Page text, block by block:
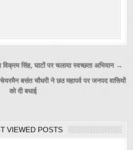
विक्रम सिंह, घाटों पर चलाया स्वच्छता अभियान →
बसंत चौधरी ने छठ महापर्व पर जनपद वासियों
को दी बधाई
VIEWED POSTS